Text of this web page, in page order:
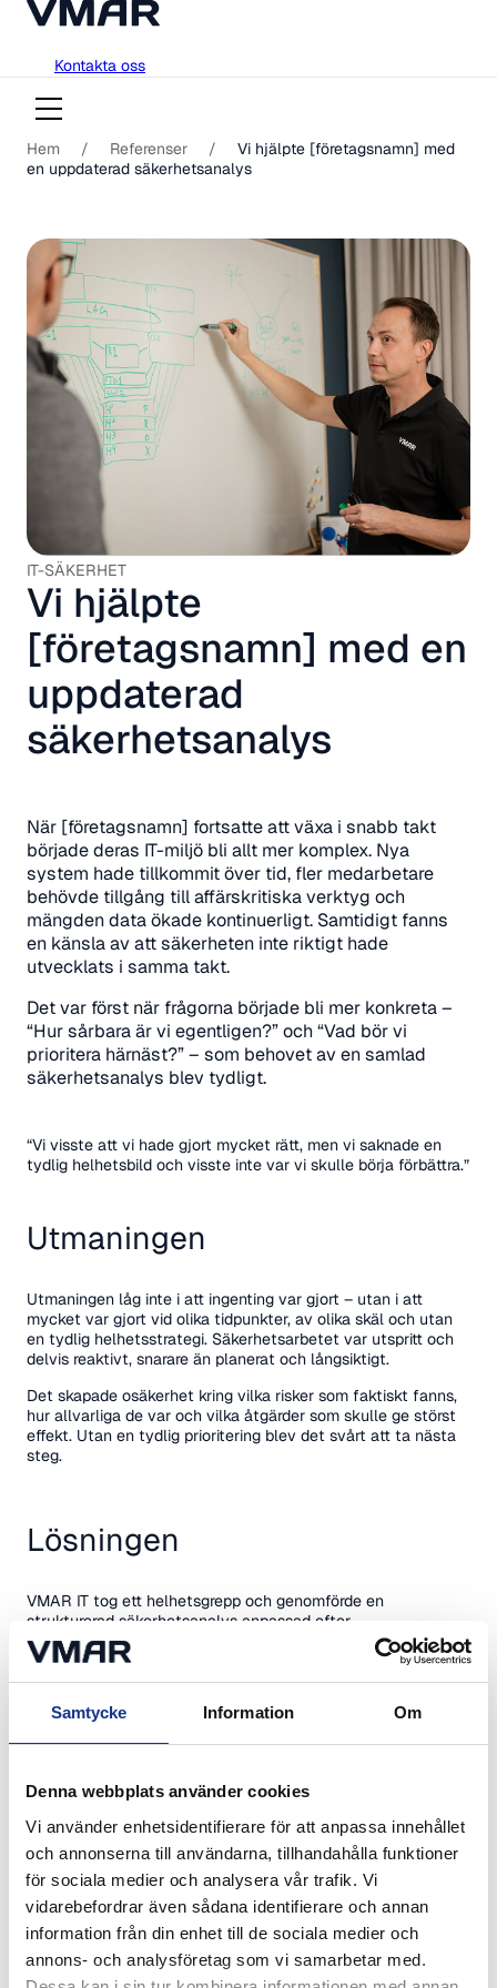
Samtycke Information Om
Denna webbplats använder cookies
Vi använder enhetsidentifierare för att anpassa innehållet
och annonserna till användarna, tillhandahålla funktioner
för sociala medier och analysera vår trafik. Vi
vidarebefordrar även sådana identifierare och annan
information från din enhet till de sociala medier och
annons- och analysföretag som vi samarbetar med.
till
innehåll
Kontakta oss
Hem / Referenser /
Vi hjälpte [företagsnamn] med
en uppdaterad säkerhetsanalys
IT-SÄKERHET
Vi hjälpte
[företagsnamn] med en
uppdaterad
säkerhetsanalys
När [företagsnamn] fortsatte att växa i snabb takt
började deras IT-miljö bli allt mer komplex. Nya
system hade tillkommit över tid, fler medarbetare
behövde tillgång till affärskritiska verktyg och
mängden data ökade kontinuerligt. Samtidigt fanns
en känsla av att säkerheten inte riktigt hade
utvecklats i samma takt.
Det var först när frågorna började bli mer konkreta –
“Hur sårbara är vi egentligen?” och “Vad bör vi
prioritera härnäst?” – som behovet av en samlad
säkerhetsanalys blev tydligt.
“Vi visste att vi hade gjort mycket rätt, men vi saknade en
tydlig helhetsbild och visste inte var vi skulle börja förbättra.”
Utmaningen
Utmaningen låg inte i att ingenting var gjort – utan i att
mycket var gjort vid olika tidpunkter, av olika skäl och utan
en tydlig helhetsstrategi. Säkerhetsarbetet var utspritt och
delvis reaktivt, snarare än planerat och långsiktigt.
Det skapade osäkerhet kring vilka risker som faktiskt fanns,
hur allvarliga de var och vilka åtgärder som skulle ge störst
effekt. Utan en tydlig prioritering blev det svårt att ta nästa
steg.
Lösningen
VMAR IT tog ett helhetsgrepp och genomförde en
strukturerad säkerhetsanalys anpassad efter
[företagsnamn]s verksamhet, arbetssätt och tekniska miljö.
Arbetet inkluderade bland annat:
Genomgång av befintlig IT-infrastruktur och system
Intervjuer med nyckelpersoner i organisationen
Kartläggning av processer och behörighetshantering
Allt sammanställdes i en tydlig och konkret rapport där
tekniska insikter översattes till praktiska rekommendationer.
Fokus låg inte bara på att identifiera problem – utan på att
skapa en realistisk och prioriterad väg framåt.